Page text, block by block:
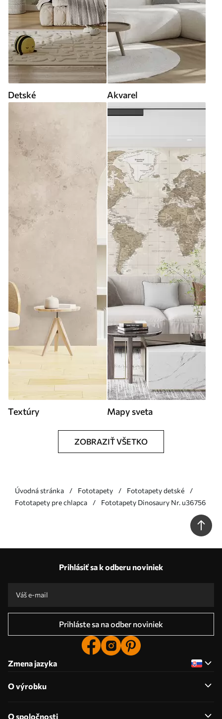
Detské Akvarel
Textúry Mapy sveta
ZOBRAZIŤ VŠETKO
Úvodná stránka Fototapety
Fototapety detské
Fototapety pre chlapca
Fototapety Dinosaury Nr. u36756
Prihlásiť sa k odberu noviniek
Prihláste sa na odber noviniek
Zmena jazyka
O výrobku
O spoločnosti